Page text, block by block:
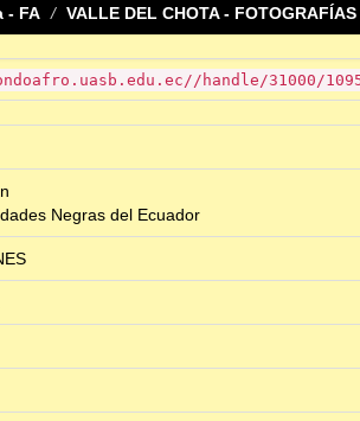
- FA VALLE DEL CHOTA -
handle/31000/
Negras del Ecuador